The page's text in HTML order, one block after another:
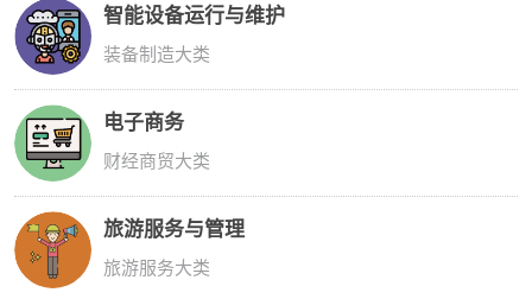
智能设备运行与维护
装备制造大类
电子商务
财经商贸大类
旅游服务与管理
旅游服务大类